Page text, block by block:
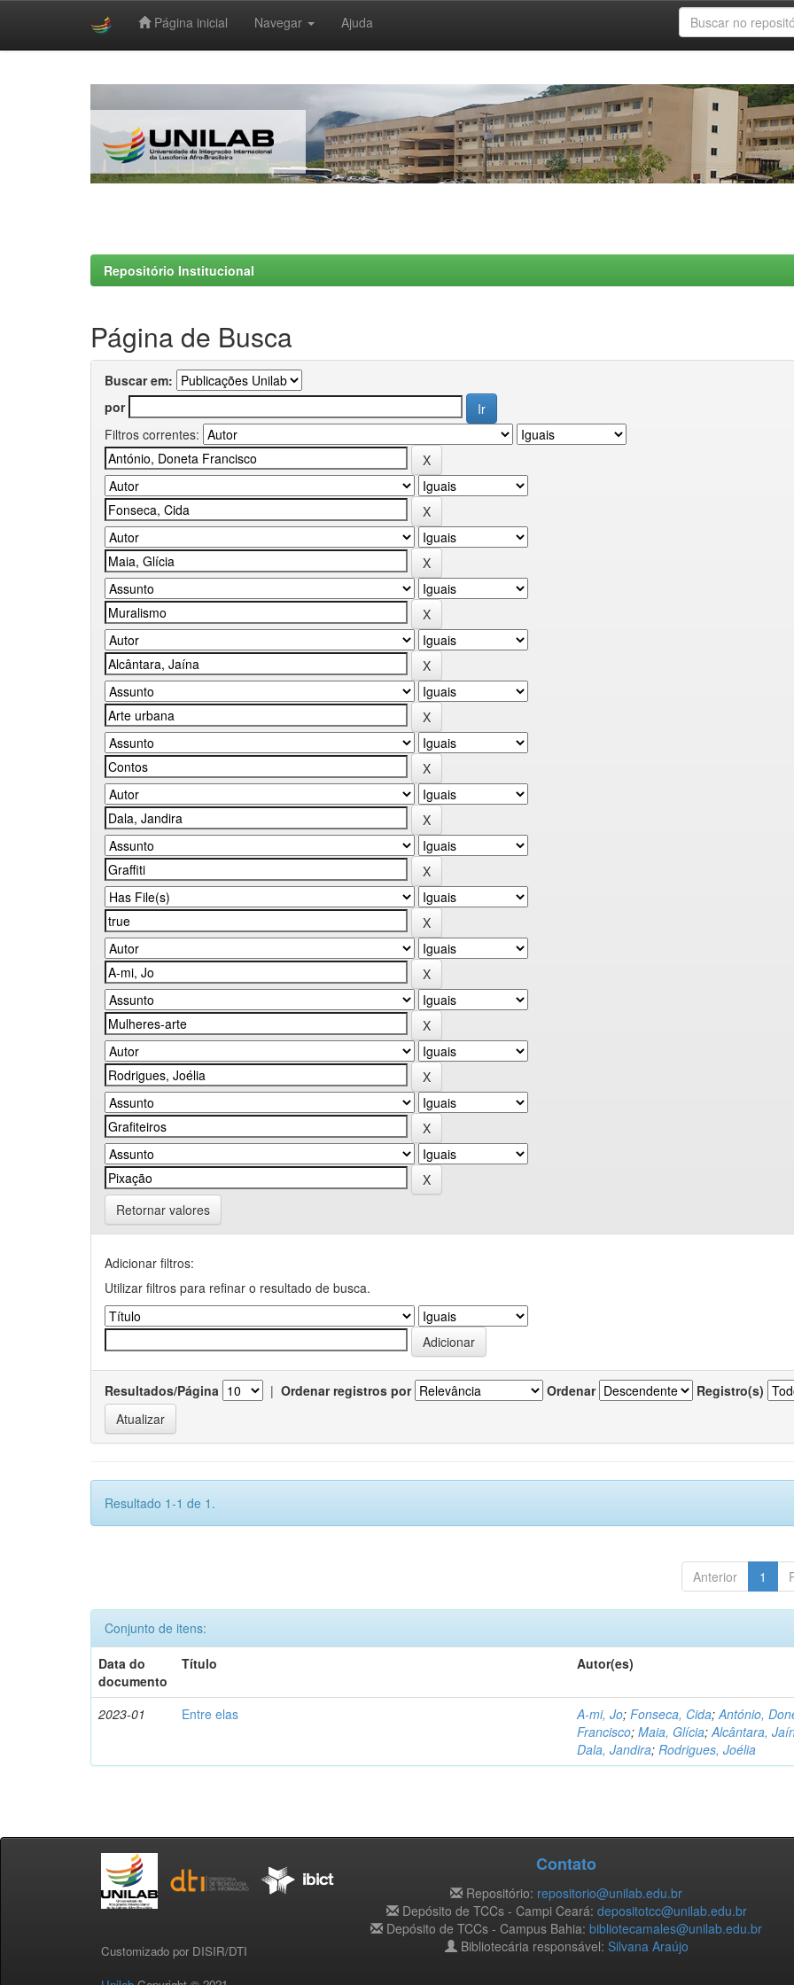
Página inicial Navegar Ajuda
Repositório Institucional
Página de Busca
Buscar em:
por
Filtros correntes:
Retornar valores
Adicionar filtros:
Utilizar filtros para refinar o resultado de busca.
Resultados/Página | Ordenar registros por Ordenar Registro(s)
Resultado 1-1 de 1.
Anterior 1
Conjunto de itens:
Data do
documento
Título Autor(es)
2023-01 Entre elas A-mi, Jo;Fonseca, Cida;António,
Francisco;Maia, Glícia;Alcântara,
Dala, Jandira;Rodrigues, Joélia
Customizado por DISIR/DTI
Contato
Repositório: repositorio@unilab.edu.br
Depósito de TCCs - Campi Ceará: depositotcc@unilab.edu.br
Depósito de TCCs - Campus Bahia: bibliotecamales@unilab.edu.br
Bibliotecária responsável: Silvana Araújo